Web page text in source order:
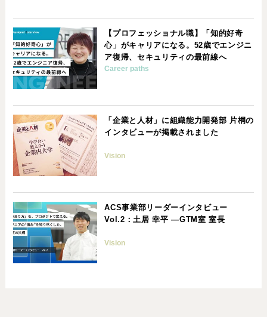
【プロフェッショナル職】「知的好奇
心」がキャリアになる。52歳でエンジニ
ア復帰、セキュリティの最前線へ
Career paths
「企業と人材」に組織能力開発部 片桐の
インタビューが掲載されました
Vision
ACS事業部リーダーインタビュー
Vol.2：土居 幸平 ―GTM室 室長
Vision